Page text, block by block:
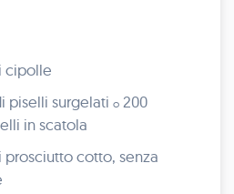
cipolle
piselli surgelati o 200
in scatola
prosciutto cotto, senza